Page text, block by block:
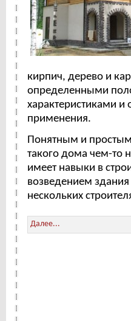
кирпич, дерево и
определенными
характеристиками
применения.
Понятным и простым
такого дома чем-то
имеет навыки в
возведением
нескольких
Далее...